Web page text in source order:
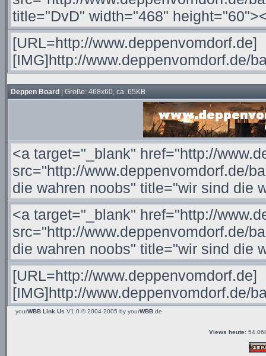
Deppen Board | Größe: 468x60, ca. 65KB
yourWBB Link Us V1.0 © 2004-2005 by yourWBB.de
Views heute: